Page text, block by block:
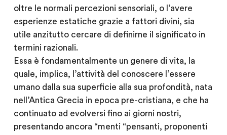
oltre le normali percezioni sensoriali, o l’avere
esperienze estatiche grazie a fattori divini, sia
utile anzitutto cercare di definirne il significato in
termini razionali.
Essa è fondamentalmente un genere di vita, la
quale, implica, l’attività del conoscere l’essere
umano dalla sua superficie alla sua profondità, nata
nell’Antica Grecia in epoca pre-cristiana, e che ha
continuato ad evolversi fino ai giorni nostri,
presentando ancora “menti “pensanti, proponenti